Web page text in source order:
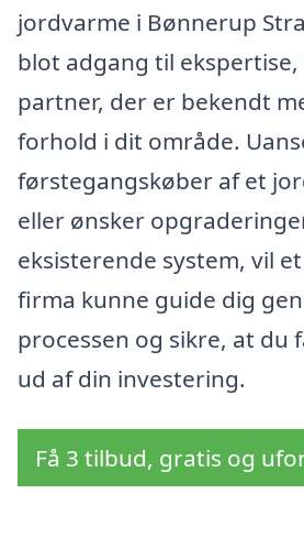
jordvarme i Bønnerup
blot adgang til ekspertise,
partner, der er bekendt
forhold i dit område.
førstegangskøber af et
eller ønsker
eksisterende system, vil
firma kunne guide dig
processen og sikre, at du
ud af din investering.
Få 3 tilbud, gratis og